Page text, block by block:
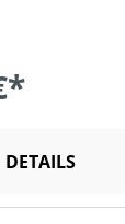
DETAILS